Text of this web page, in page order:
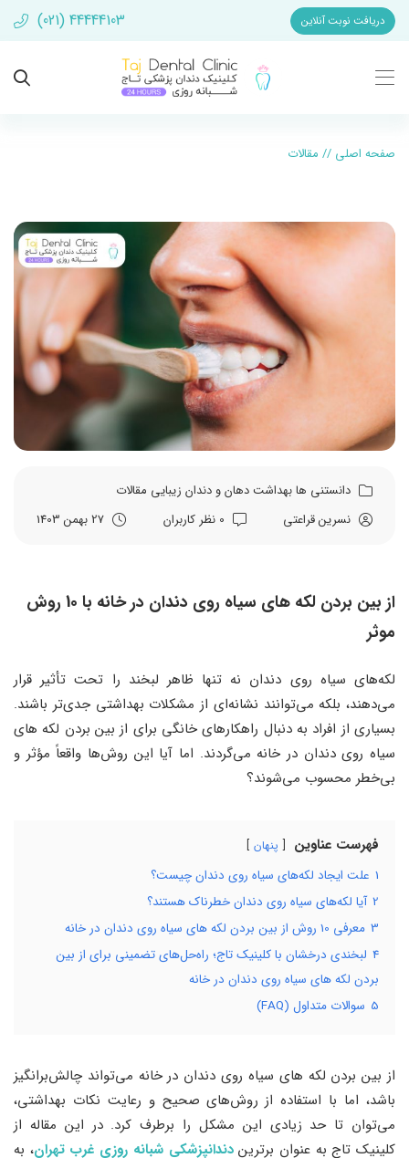
دریافت نوبت آنلاین (021) 44444103
صفحه اصلی // مقالات
دانستنی هابهداشت دهان و دندان زیبایی مقالات
نسرین قراعتی
از بین بردن لکه های سیاه روی دندان در خانه با 10 روش
موثر
لکه‌های سیاه روی دندان نه تنها ظاهر لبخند را تحت تأثیر قرار
می‌دهند، بلکه می‌توانند نشانه‌ای از مشکلات بهداشتی جدی‌تر باشند.
بسیاری از افراد به دنبال راهکارهای خانگی برای از بین بردن لکه های
سیاه روی دندان در خانه می‌گردند. اما آیا این روش‌ها واقعاً مؤثر و
بی‌خطر محسوب می‌شوند؟
فهرست عناوین پنهان
1 علت ایجاد لکه‌های سیاه روی دندان چیست؟
2 آیا لکه‌های سیاه روی دندان خطرناک هستند؟
3 معرفی 10 روش از بین بردن لکه های سیاه روی دندان در خانه
4 لبخندی درخشان با کلینیک تاج؛ راه‌حل‌های تضمینی برای از بین
بردن لکه های سیاه روی دندان در خانه
5 سوالات متداول (FAQ)
از بین بردن لکه های سیاه روی دندان در خانه می‌تواند چالش‌برانگیز
باشد، اما با استفاده از روش‌های صحیح و رعایت نکات بهداشتی،
می‌توان تا حد زیادی این مشکل را برطرف کرد. در این مقاله از
کلینیک تاج به عنوان برتریندندانپزشکی شبانه روزی غرب تهران، به